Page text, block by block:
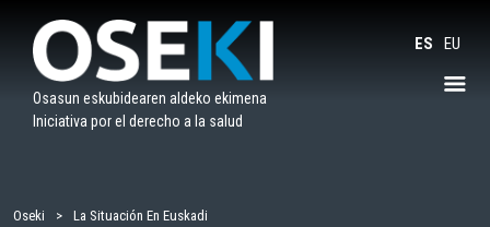
contenido
Osasun eskubidearen aldeko ekimena
Iniciativa por el derecho a la salud
ES EU
Oseki
La Situación En Euskadi